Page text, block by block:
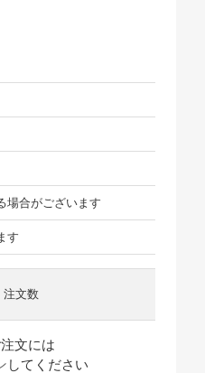
場合がございます
す
注文数
文には
してください